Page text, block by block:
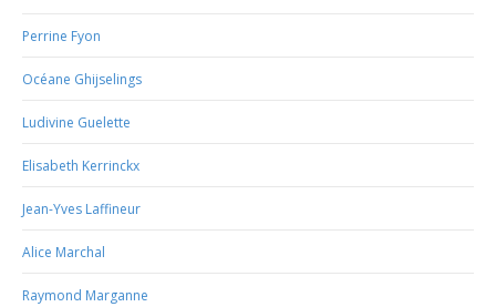
Perrine Fyon
Océane Ghijselings
Ludivine Guelette
Elisabeth Kerrinckx
Jean-Yves Laffineur
Alice Marchal
Raymond Marganne